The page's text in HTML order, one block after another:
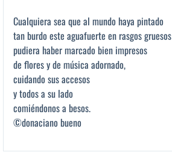
Cualquiera sea que al mundo haya pintado
tan burdo este aguafuerte en rasgos gruesos
pudiera haber marcado bien impresos
de flores y de música adornado,
cuidando sus accesos
y todos a su lado
comiéndonos a besos.
©donaciano bueno